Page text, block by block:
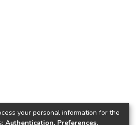
your personal information for the
Authentication, Preferences,